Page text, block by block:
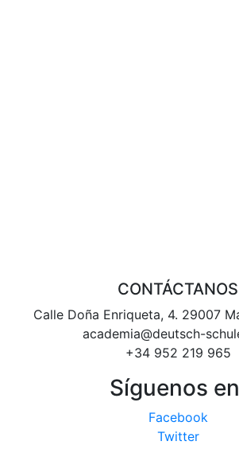
CONTÁCTANOS
Calle Doña Enriqueta, 4. 29007
academia@deutsch-
+34 952 219 965
Síguenos
Facebook
Twitter